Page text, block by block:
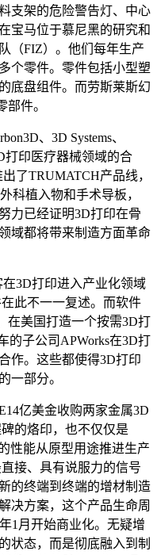
支架的危险警告灯、中心
宝马位于慕尼黑的研究和
（FIZ）。他们每年生产
个零件。零件包括小型塑
底盘组件。而劳斯莱斯幻
部件。
、3D Systems、
打印医疗器械领域的合
了TRUMATCH产品线，
科植入物和手术导板，
力已经证明3D打印在骨
域都将带来制造方面革命
3D打印进入产业化领域
此不一一复述。而软件
在美国打造一个按需3D打
的子公司APWorks在3D打
作。这些都使得3D打印
一部分。
亿美金收购两家金属3D
的烙印，也不仅仅是
性能从原型用途推进生产
接、具有说服力的信号
的终端到终端的增材制造
决方案，这个产品生命周
1月开始商业化。无疑增
状态，而是彻底融入到制